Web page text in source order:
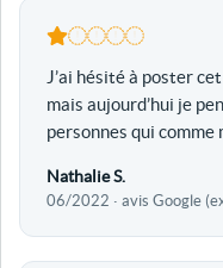
J’ai hésité à poster
mais aujourd’hui je
personnes qui
Nathalie S.
06/2022 · avis Google